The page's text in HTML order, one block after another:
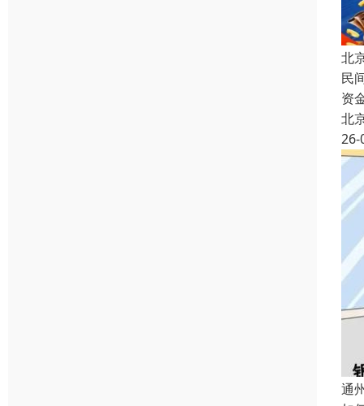
北
民
资
北
26-
通